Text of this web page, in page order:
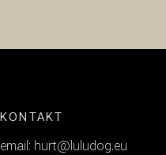
KONTAKT
email: hurt@luludog.eu